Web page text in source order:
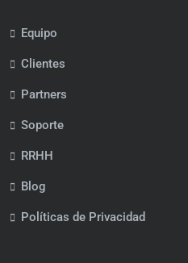
Equipo
Clientes
Partners
Soporte
RRHH
Blog
Políticas de Privacidad